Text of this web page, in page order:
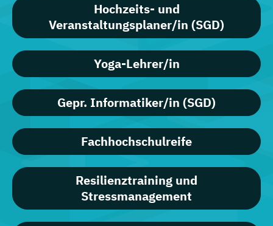
Hochzeits- und
Veranstaltungsplaner/in (SGD)
Yoga-Lehrer/in
Gepr. Informatiker/in (SGD)
Fachhochschulreife
Resilienztraining und
Stressmanagement